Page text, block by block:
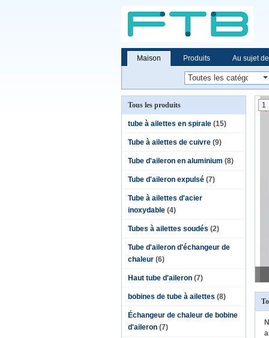
Maison Produits Au sujet
Tous les produits
tube à ailettes en spirale (15)
Tube à ailettes de cuivre (9)
Tube d'aileron en aluminium (8)
Tube d'aileron expulsé (7)
Tube à ailettes d'acier
inoxydable (4)
Tubes à ailettes soudés (2)
Tube d'aileron d'échangeur de
chaleur (6)
Haut tube d'aileron (7)
bobines de tube à ailettes (8)
Échangeur de chaleur de bobine
d'aileron (7)
1